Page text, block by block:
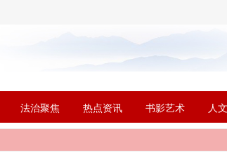
法治聚焦 热点资讯 书影艺术 人